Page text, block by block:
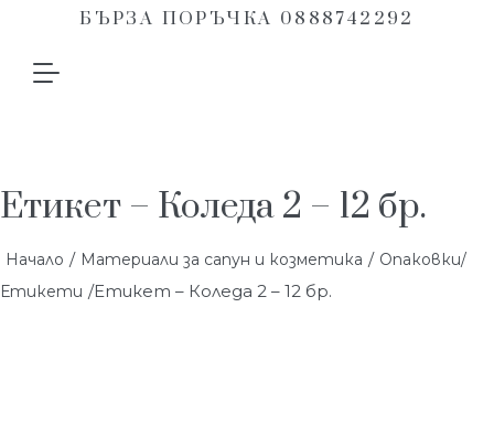
БЪРЗА ПОРЪЧКА 0888742292
Етикет – Коледа 2 – 12 бр.
Начало / Материали за сапун и козметика / Опаковки/
Етикети /Етикет – Коледа 2 – 12 бр.